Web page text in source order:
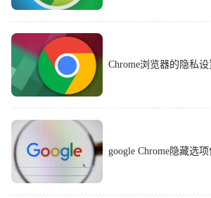
Chrome浏览器的隐私
google Chrome隐藏选